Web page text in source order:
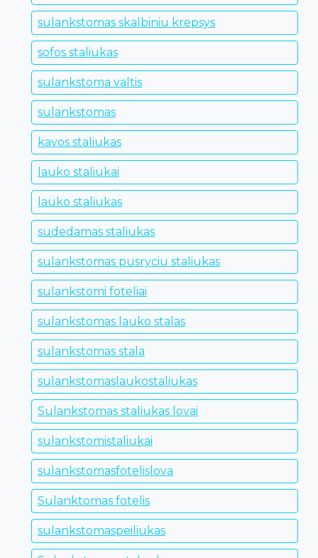
sulankstomas skalbiniu krepsys
sofos staliukas
sulankstoma valtis
sulankstomas
kavos staliukas
lauko staliukai
lauko staliukas
sudedamas staliukas
sulankstomas pusryciu staliukas
sulankstomi foteliai
sulankstomas lauko stalas
sulankstomas stala
sulankstomaslaukostaliukas
Sulankstomas staliukas lovai
sulankstomistaliukai
sulankstomasfotelislova
Sulanktomas fotelis
sulankstomaspeiliukas